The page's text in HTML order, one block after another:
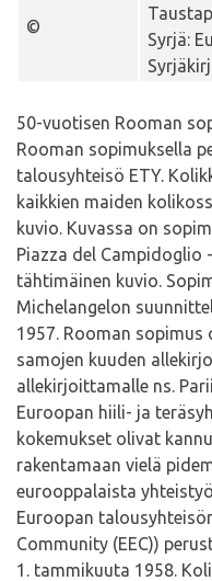
©
Syrjä:
50-vuotisen Rooman
Rooman sopimuksella
talousyhteisö ETY.
kaikkien maiden
kuvio. Kuvassa on
Piazza del
tähtimäinen kuvio.
Michelangelon
1957. Rooman
samojen kuuden
allekirjoittamalle ns.
Euroopan hiili- ja
kokemukset olivat
rakentamaan vielä
eurooppalaista
Euroopan
Community (EEC))
1. tammikuuta 1958.